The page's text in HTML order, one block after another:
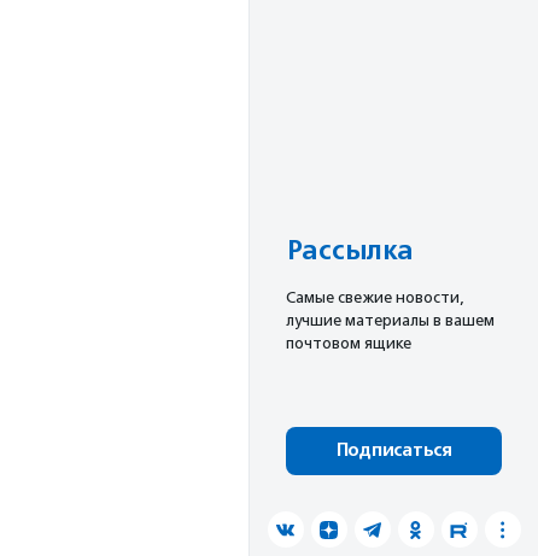
Рассылка
Cамые свежие новости,
лучшие материалы в вашем
почтовом ящике
Подписаться